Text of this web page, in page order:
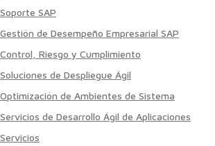
Soporte SAP
Gestión de Desempeño Empresarial SAP
Control, Riesgo y Cumplimiento
Soluciones de Despliegue Ágil
Optimización de Ambientes de Sistema
Servicios de Desarrollo Ágil de Aplicaciones